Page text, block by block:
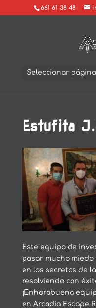
661 61 38 48
Seleccionar página
Estufita
Este equipo de
pasar mucho
en los secretos de
resolviendo con
¡Enhorabuena
en Arcadia Escape